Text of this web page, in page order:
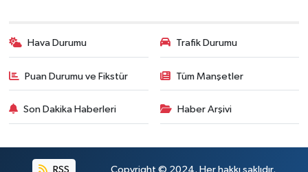
Hava Durumu Trafik Durumu
Puan Durumu ve Fikstür Tüm Manşetler
Son Dakika Haberleri Haber Arşivi
RSS Copyright © 2024. Her hakkı saklıdır.